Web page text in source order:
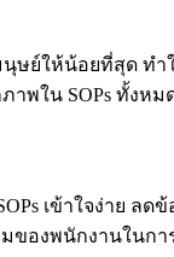
ษย์ให้น้อยที่สุด ทำ
าพใน SOPs ทั้งห
เข้าใจง่าย ล
ของพนักงานในก